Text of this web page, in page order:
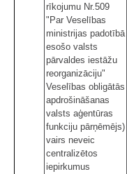
rīkojumu Nr.509
"Par Veselības
ministrijas padotībā
esošo valsts
pārvaldes iestāžu
reorganizāciju"
Veselības obligātās
apdrošināšanas
valsts aģentūras
funkciju pārņēmējs)
vairs neveic
centralizētos
iepirkumus